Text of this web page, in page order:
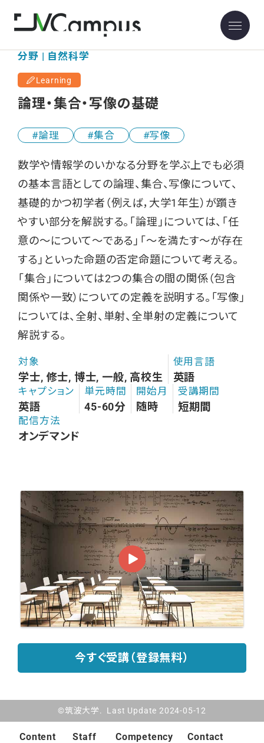
分野 | 自然科学
Learning
論理・集合・写像の基礎
論理 集合 写像
数学や情報学のいかなる分野を学ぶ上でも必須
の基本言語としての論理、集合、写像について、
基礎的かつ初学者（例えば，大学1年生）が躓き
やすい部分を解説する。「論理」については、「任
意の～について～である」「～を満たす～が存在
する」といった命題の否定命題について考える。
「集合」については2つの集合の間の関係（包含
関係や一致）についての定義を説明する。「写像」
については、全射、単射、全単射の定義について
解説する。
対象
学士, 修士, 博士, 一般, 高校生
使用言語
英語
キャプション
英語
単元時間
45-60分
開始月
随時
受講期間
短期間
配信方法
オンデマンド
今すぐ受講（登録無料）
©筑波大学. Last Update 2024-05-12
Content
Staff
Competency
Contact